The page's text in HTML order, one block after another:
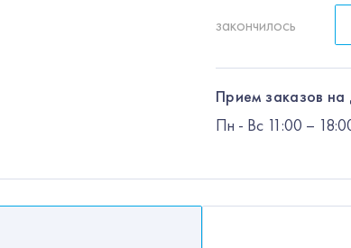
закончилось
Прием заказов на
Пн - Вс 11:00 –